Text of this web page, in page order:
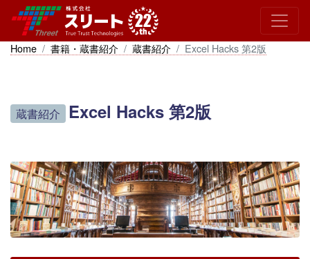
Home 書籍・蔵書紹介 蔵書紹介 Excel Hacks 第2版
蔵書紹介 Excel Hacks 第2版